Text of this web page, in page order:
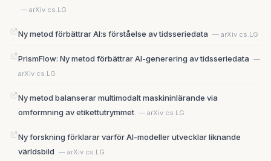
— arXiv cs.LG
Ny metod förbättrar AI:s förståelse av tidsseriedata — arXiv cs.LG
PrismFlow: Ny metod förbättrar AI-generering av tidsseriedata —
arXiv cs.LG
Ny metod balanserar multimodalt maskininlärande via
omformning av etikettutrymmet — arXiv cs.LG
Ny forskning förklarar varför AI-modeller utvecklar liknande
världsbild — arXiv cs.LG